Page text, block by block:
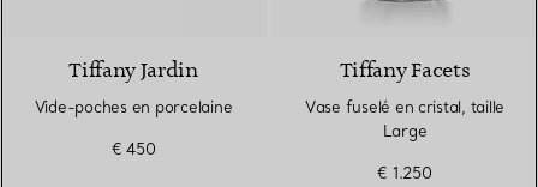
Tiffany Jardin
Vide-poches en porcelaine
€ 450
Tiffany Facets
Vase fuselé en cristal, taille
Large
€ 1.250